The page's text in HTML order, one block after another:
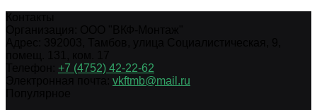
+7 (4752) 42-22-62
vkftmb@mail.ru